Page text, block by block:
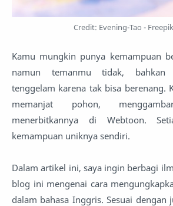
Credit: Evening-Tao -
Kamu mungkin punya kemampuan
namun temanmu tidak, bahkan
tenggelam karena tak bisa berenang.
memanjat pohon,
menerbitkannya di Webtoon.
kemampuan uniknya sendiri.
Dalam artikel ini, saya ingin berbagi
blog ini mengenai cara
dalam bahasa Inggris. Sesuai